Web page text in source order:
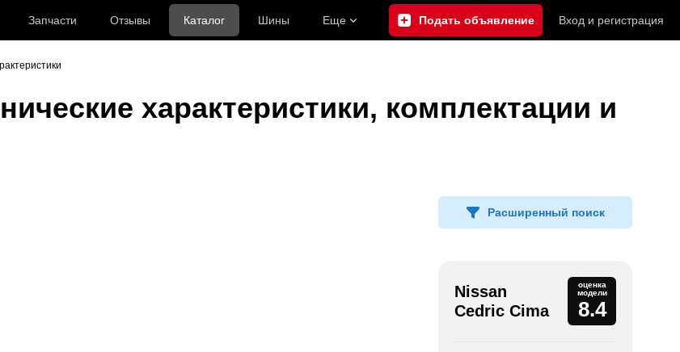
Запчасти Отзывы Каталог Шины Еще Подать объявление Вход и регистрация
характеристики, комплектации и
Расширенный поиск
Nissan
Cedric Cima
оценка
модели
8.4